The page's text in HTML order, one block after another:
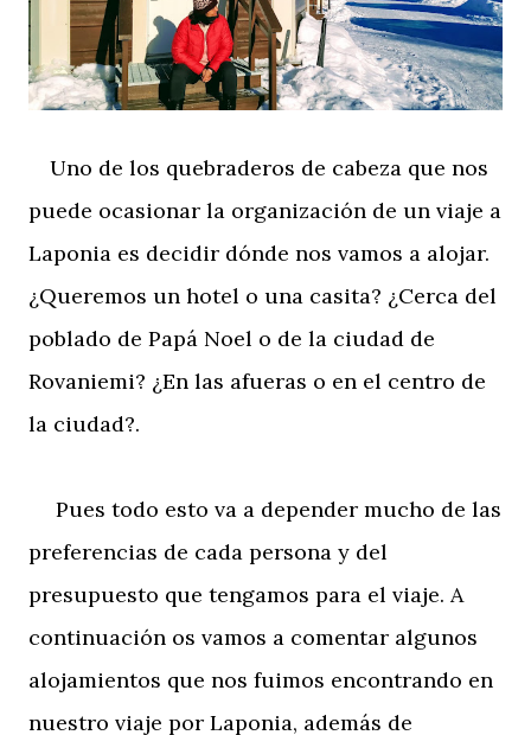
Uno de los quebraderos de cabeza que nos
puede ocasionar la organización de un viaje a
Laponia es decidir dónde nos vamos a alojar.
¿Queremos un hotel o una casita? ¿Cerca del
poblado de Papá Noel o de la ciudad de
Rovaniemi? ¿En las afueras o en el centro de
la ciudad?.
Pues todo esto va a depender mucho de las
preferencias de cada persona y del
presupuesto que tengamos para el viaje. A
continuación os vamos a comentar algunos
alojamientos que nos fuimos encontrando en
nuestro viaje por Laponia, además de